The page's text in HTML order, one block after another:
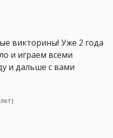
викторины! Уже 2 года
и играем всеми
и дальше с вами